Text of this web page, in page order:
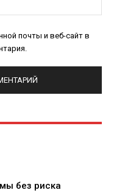
почты и веб-сайт в
без риска